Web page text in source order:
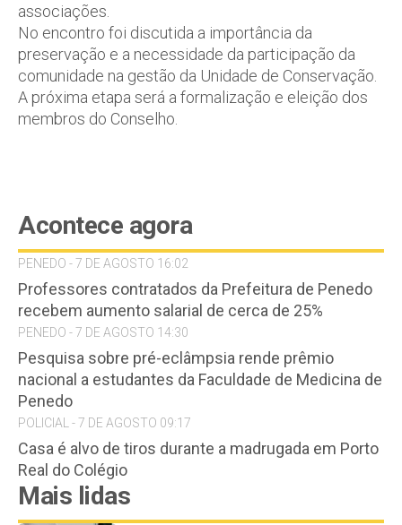
associações.
No encontro foi discutida a importância da
preservação e a necessidade da participação da
comunidade na gestão da Unidade de Conservação.
A próxima etapa será a formalização e eleição dos
membros do Conselho.
Acontece agora
PENEDO - 7 DE AGOSTO 16:02
Professores contratados da Prefeitura de Penedo
recebem aumento salarial de cerca de 25%
PENEDO - 7 DE AGOSTO 14:30
Pesquisa sobre pré-eclâmpsia rende prêmio
nacional a estudantes da Faculdade de Medicina de
Penedo
POLICIAL - 7 DE AGOSTO 09:17
Casa é alvo de tiros durante a madrugada em Porto
Real do Colégio
Mais lidas